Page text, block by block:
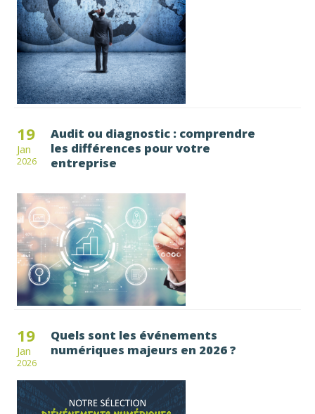
19
Jan
2026
Audit ou diagnostic : comprendre
les différences pour votre
entreprise
19
Jan
2026
Quels sont les événements
numériques majeurs en 2026 ?